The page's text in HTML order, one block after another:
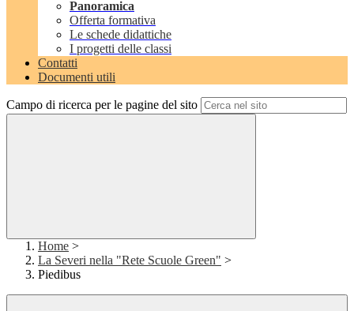
Panoramica
Offerta formativa
Le schede didattiche
I progetti delle classi
Contatti
Documenti utili
Campo di ricerca per le pagine del sito
Home >
La Severi nella "Rete Scuole Green" >
Piedibus